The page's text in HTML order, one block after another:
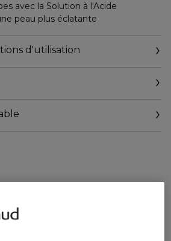
avec la Solution à l'Acide
peau plus éclatante
d'utilisation